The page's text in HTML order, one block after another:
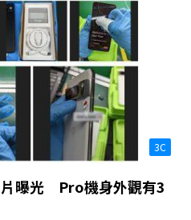
3C
曝光 Pro機身外觀有3